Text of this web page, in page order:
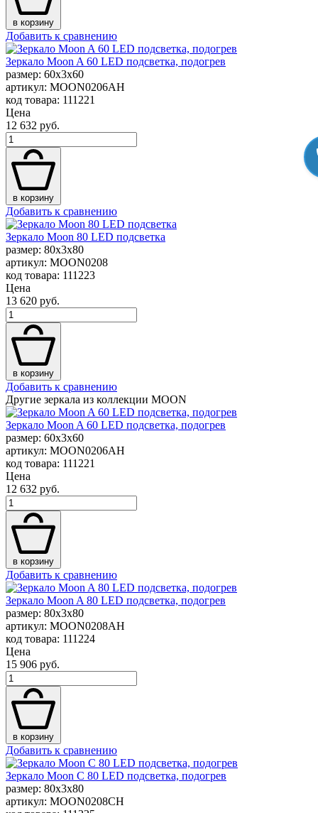
в корзину
Добавить к сравнению
Зеркало Moon A 60 LED подсветка, подогрев
размер: 60x3x60
артикул: MOON0206AH
код товара: 111221
Цена
12 632 руб.
в корзину
Добавить к сравнению
Зеркало Moon 80 LED подсветка
размер: 80x3x80
артикул: MOON0208
код товара: 111223
Цена
13 620 руб.
в корзину
Добавить к сравнению
Другие зеркала из коллекции MOON
Зеркало Moon A 60 LED подсветка, подогрев
размер: 60x3x60
артикул: MOON0206AH
код товара: 111221
Цена
12 632 руб.
в корзину
Добавить к сравнению
Зеркало Moon A 80 LED подсветка, подогрев
размер: 80x3x80
артикул: MOON0208AH
код товара: 111224
Цена
15 906 руб.
в корзину
Добавить к сравнению
Зеркало Moon C 80 LED подсветка, подогрев
размер: 80x3x80
артикул: MOON0208CH